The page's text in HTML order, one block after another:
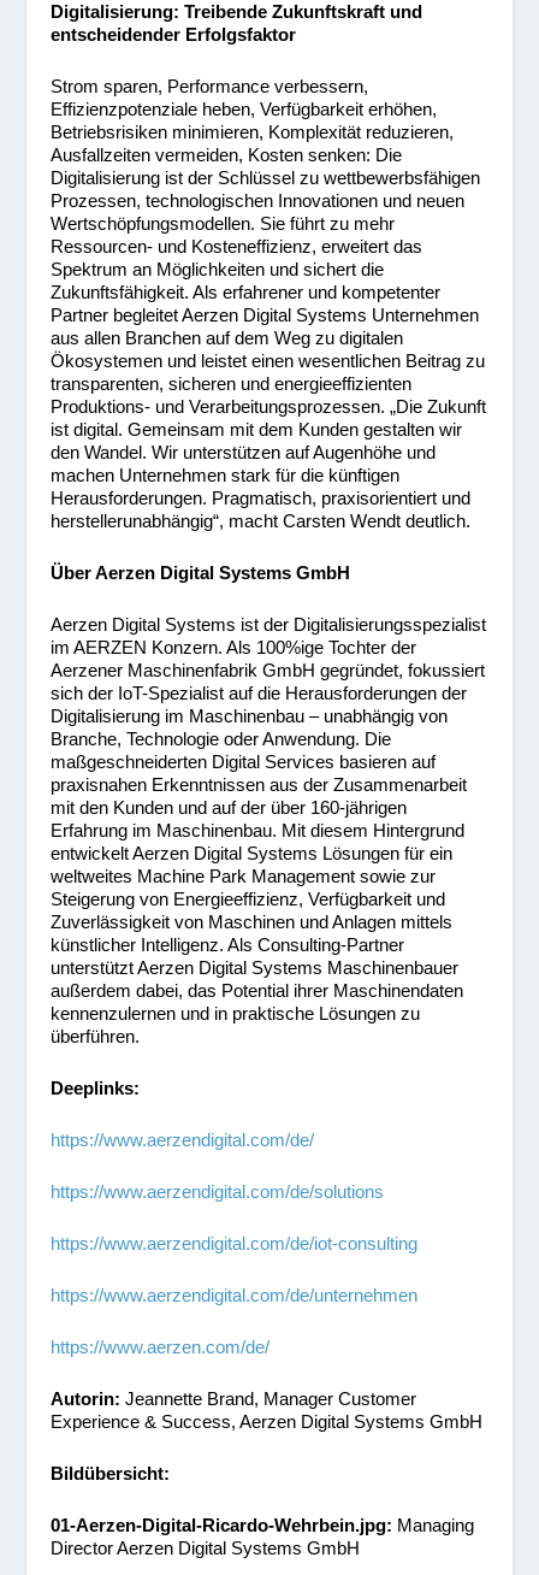
Digitalisierung: Treibende Zukunftskraft und
entscheidender Erfolgsfaktor
Strom sparen, Performance verbessern,
Effizienzpotenziale heben, Verfügbarkeit erhöhen,
Betriebsrisiken minimieren, Komplexität reduzieren,
Ausfallzeiten vermeiden, Kosten senken: Die
Digitalisierung ist der Schlüssel zu wettbewerbsfähigen
Prozessen, technologischen Innovationen und neuen
Wertschöpfungsmodellen. Sie führt zu mehr
Ressourcen- und Kosteneffizienz, erweitert das
Spektrum an Möglichkeiten und sichert die
Zukunftsfähigkeit. Als erfahrener und kompetenter
Partner begleitet Aerzen Digital Systems Unternehmen
aus allen Branchen auf dem Weg zu digitalen
Ökosystemen und leistet einen wesentlichen Beitrag zu
transparenten, sicheren und energieeffizienten
Produktions- und Verarbeitungsprozessen. „Die Zukunft
ist digital. Gemeinsam mit dem Kunden gestalten wir
den Wandel. Wir unterstützen auf Augenhöhe und
machen Unternehmen stark für die künftigen
Herausforderungen. Pragmatisch, praxisorientiert und
herstellerunabhängig“, macht Carsten Wendt deutlich.
Über Aerzen Digital Systems GmbH
Aerzen Digital Systems ist der Digitalisierungsspezialist
im AERZEN Konzern. Als 100%ige Tochter der
Aerzener Maschinenfabrik GmbH gegründet, fokussiert
sich der IoT-Spezialist auf die Herausforderungen der
Digitalisierung im Maschinenbau – unabhängig von
Branche, Technologie oder Anwendung. Die
maßgeschneiderten Digital Services basieren auf
praxisnahen Erkenntnissen aus der Zusammenarbeit
mit den Kunden und auf der über 160-jährigen
Erfahrung im Maschinenbau. Mit diesem Hintergrund
entwickelt Aerzen Digital Systems Lösungen für ein
weltweites Machine Park Management sowie zur
Steigerung von Energieeffizienz, Verfügbarkeit und
Zuverlässigkeit von Maschinen und Anlagen mittels
künstlicher Intelligenz. Als Consulting-Partner
unterstützt Aerzen Digital Systems Maschinenbauer
außerdem dabei, das Potential ihrer Maschinendaten
kennenzulernen und in praktische Lösungen zu
überführen.
Deeplinks:
https://www.aerzendigital.com/de/
https://www.aerzendigital.com/de/solutions
https://www.aerzendigital.com/de/iot-consulting
https://www.aerzendigital.com/de/unternehmen
https://www.aerzen.com/de/
Autorin: Jeannette Brand, Manager Customer
Experience & Success, Aerzen Digital Systems GmbH
Bildübersicht:
01-Aerzen-Digital-Ricardo-Wehrbein.jpg: Managing
Director Aerzen Digital Systems GmbH